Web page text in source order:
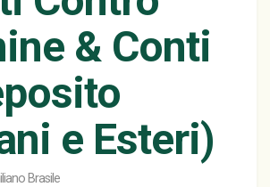
& Conti
e Esteri)
Brasile